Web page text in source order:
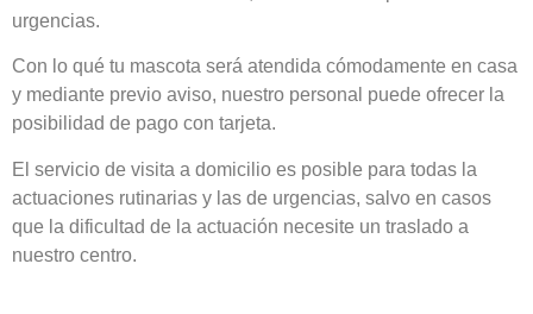
urgencias.
Con lo qué tu mascota será atendida cómodamente en casa
y mediante previo aviso, nuestro personal puede ofrecer la
posibilidad de pago con tarjeta.
El servicio de visita a domicilio es posible para todas la
actuaciones rutinarias y las de urgencias, salvo en casos
que la dificultad de la actuación necesite un traslado a
nuestro centro.